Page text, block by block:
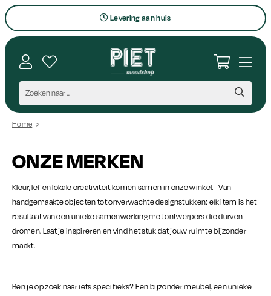
Bezoek onze winkel
Vragen en contact
Home >
ONZE MERKEN
Kleur, lef en lokale creativiteit komen samen in onze winkel. Van
handgemaakte objecten tot onverwachte designstukken: elk item is het
resultaat van een unieke samenwerking met ontwerpers die durven
dromen. Laat je inspireren en vind het stuk dat jouw ruimte bijzonder
maakt.
Ben je op zoek naar iets specifieks? Een bijzonder meubel, een unieke